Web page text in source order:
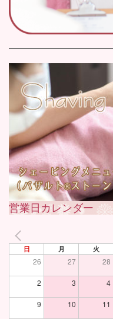
営業日カレンダー
日 月 火
26 27 28
2 3 4
9 10 11